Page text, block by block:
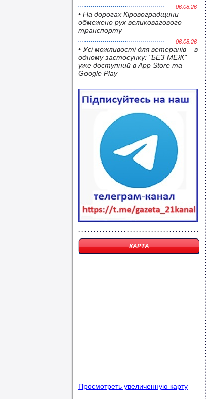
06.08.26
• На дорогах Кіровоградщини
обмежено рух великовагового
транспорту
06.08.26
• Усі можливості для ветеранів – в
одному застосунку: "БЕЗ МЕЖ"
уже доступний в App Store та
Google Play
КАРТА
Просмотреть увеличенную карту